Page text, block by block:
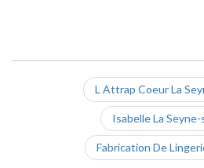
L Attrap Coeur La
Isabelle La
Fabrication De